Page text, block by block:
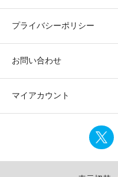
プライバシーポリシー
お問い合わせ
マイアカウント